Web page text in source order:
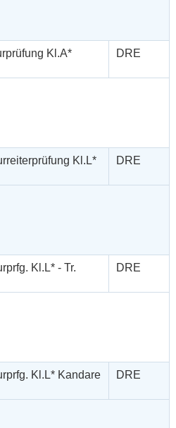
Kl.A* DRE
Kl.L*
DRE
Kl.L* - Tr. DRE
Kl.L* Kandare DRE